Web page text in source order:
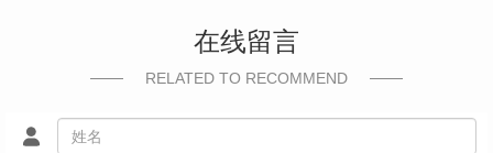
在线留言
RELATED TO RECOMMEND